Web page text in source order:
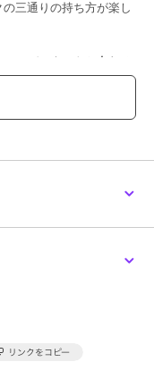
三通りの持ち方が楽し
ーディネートと合わせ
にもピッタリ！
違って見える場合がご
グ・メ